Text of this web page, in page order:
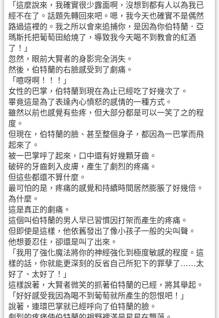
「這麼說來，我確實很少露面啊，沒想到都有人以為我已
經不在了。話題先轉回來吧。嗯，我今天也確實不是偶然
路過這裡的。我之所以會來追捕你，是因為你伯特蘭．亞
瑪斯托把葡萄田給燒了，導致我今天喝不到教會的紅酒
了！」
忽然，眼前大賢者的身影完全消失。
然後，伯特蘭的右臉感受到了劇痛。
「噫呀啊！！！」
女性的巴掌，伯特蘭到現在為止已經吃了好幾次了。
畢竟這是為了表達內心憤怒的感情的一種方式。
雖然以前也感覺有些疼，但大部分都是可以一笑了之的程
度。
但現在，伯特蘭的臉、甚至整個身子，都因為一巴掌而飛
起來了。
被一巴掌呼了起來，口中還有好幾顆牙齒。
破碎的牙齒刺入皮膚，產生了劇烈的疼痛。
但這些都還不算什麼。
最可怕的是，疼痛的感覺和持續時間居然膨脹了好幾倍。
為什麼。
這是真正的劇痛。
這個叫伯特蘭的男人早已習慣因打架而產生的疼痛。
但即使是這樣，他依舊發出了像小孩子一般的尖叫聲。
他想要忍住，卻還是叫了出來。
「我用了強化魔法將你的神經強化到極度敏感的程度。這
樣的話，你就能更深刻的反省自己所犯下的罪孽了……太
好了、太好了！」
這樣說著，大賢者微笑的抓著伯特蘭的已經，將其舉起。
「好好感受我因為喝不到葡萄就所產生的怨恨吧！」
說著，連環巴掌就已經呼向了伯特蘭的臉。